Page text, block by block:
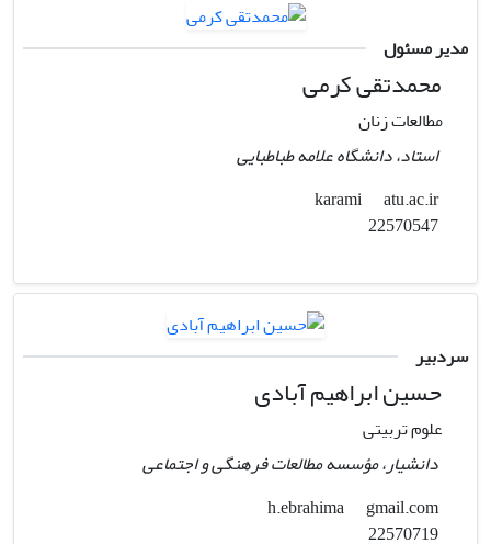
مدیر مسئول
محمدتقی کرمی
مطالعات زنان
استاد، دانشگاه علامه طباطبایی
karami
atu.ac.ir
سردبیر
حسین ابراهیم آبادی
علوم تربیتی
دانشیار، مؤسسه مطالعات فرهنگی و اجتماعی
gmail.com